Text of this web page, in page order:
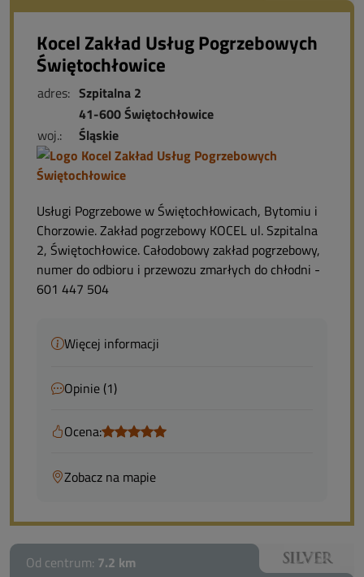
Kocel Zakład Usług Pogrzebowych
Świętochłowice
adres: Szpitalna 2
41-600 Świętochłowice
woj.:
Śląskie
Usługi Pogrzebowe w Świętochłowicach, Bytomiu i
Chorzowie. Zakład pogrzebowy KOCEL ul. Szpitalna
2, Świętochłowice. Całodobowy zakład pogrzebowy,
numer do odbioru i przewozu zmarłych do chłodni -
601 447 504
Więcej informacji
Opinie (1)
Ocena:
Zobacz na mapie
Od centrum: 7.2 km